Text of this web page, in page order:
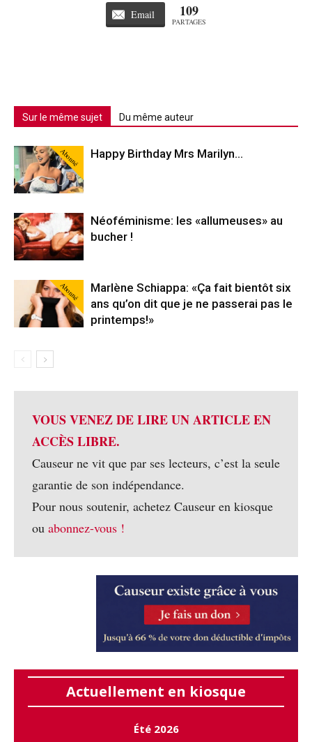
Email 109
PARTAGES
Sur le même sujet Du même auteur
Abonné Happy Birthday Mrs Marilyn…
Néoféminisme: les «allumeuses» au
bucher !
Abonné
Marlène Schiappa: «Ça fait bientôt six
ans qu’on dit que je ne passerai pas le
printemps!»
VOUS VENEZ DE LIRE UN ARTICLE EN
ACCÈS LIBRE.
Causeur ne vit que par ses lecteurs, c’est la seule
garantie de son indépendance.
Pour nous soutenir, achetez Causeur en kiosque
ou abonnez-vous !
Actuellement en kiosque
Été 2026